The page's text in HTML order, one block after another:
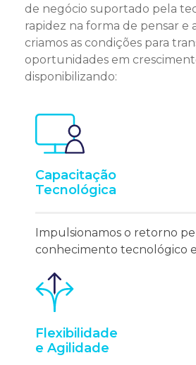
de negócio suportado pela
rapidez na forma de pensar e
criamos as condições para
oportunidades em
disponibilizando:
Capacitação
Tecnológica
Impulsionamos o retorno
conhecimento tecnológico
Flexibilidade
e Agilidade